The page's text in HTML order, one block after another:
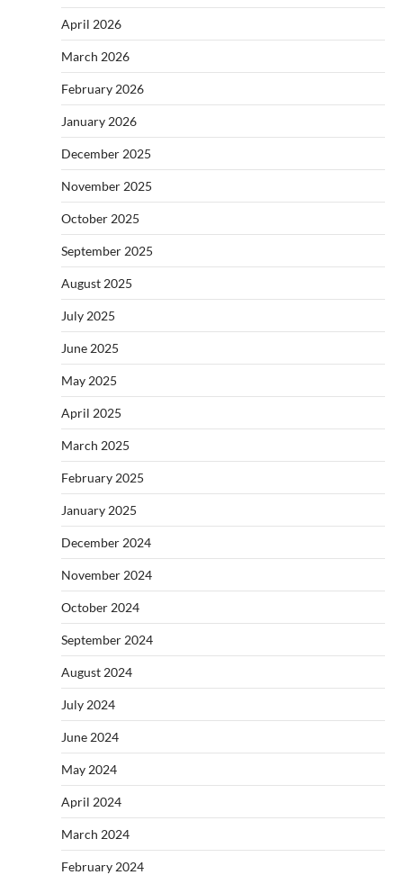
April 2026
March 2026
February 2026
January 2026
December 2025
November 2025
October 2025
September 2025
August 2025
July 2025
June 2025
May 2025
April 2025
March 2025
February 2025
January 2025
December 2024
November 2024
October 2024
September 2024
August 2024
July 2024
June 2024
May 2024
April 2024
March 2024
February 2024